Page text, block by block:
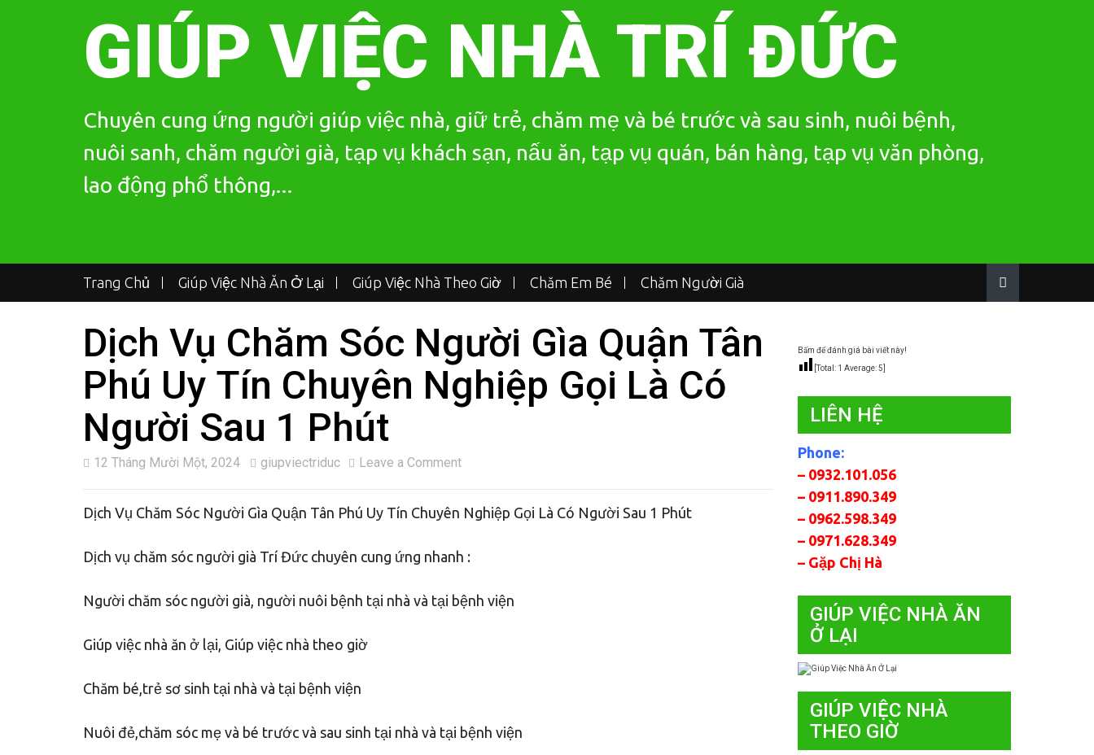
GIÚP VIỆC NHÀ TRÍ ĐỨC
Chuyên cung ứng người giúp việc nhà, giữ trẻ, chăm mẹ và bé trước và sau sinh, nuôi bệnh,
nuôi sanh, chăm người già, tạp vụ khách sạn, nấu ăn, tạp vụ quán, bán hàng, tạp vụ văn phòng,
lao động phổ thông,...
Trang Chủ Giúp Việc Nhà Ăn Ở Lại Giúp Việc Nhà Theo Giờ Chăm Em Bé Chăm Người Già
Dịch Vụ Chăm Sóc Người Gìa Quận Tân
Phú Uy Tín Chuyên Nghiệp Gọi Là Có
Người Sau 1 Phút
12 Tháng Mười Một, 2024 giupviectriduc Leave a Comment
Dịch Vụ Chăm Sóc Người Gìa Quận Tân Phú Uy Tín Chuyên Nghiệp Gọi Là Có Người Sau 1 Phút
Dịch vụ chăm sóc người già Trí Đức chuyên cung ứng nhanh :
Người chăm sóc người già, người nuôi bệnh tại nhà và tại bệnh viện
Giúp việc nhà ăn ở lại, Giúp việc nhà theo giờ
Chăm bé,trẻ sơ sinh tại nhà và tại bệnh viện
Nuôi đẻ,chăm sóc mẹ và bé trước và sau sinh tại nhà và tại bệnh viện
Bấm để đánh giá bài viết này!
[Total: 1 Average:5
LIÊN HỆ
Phone:
– 0932.101.056
– 0911.890.349
– 0962.598.349
– 0971.628.349
– Gặp Chị Hà
GIÚP VIỆC NHÀ ĂN
Ở LẠI
GIÚP VIỆC NHÀ
THEO GIỜ